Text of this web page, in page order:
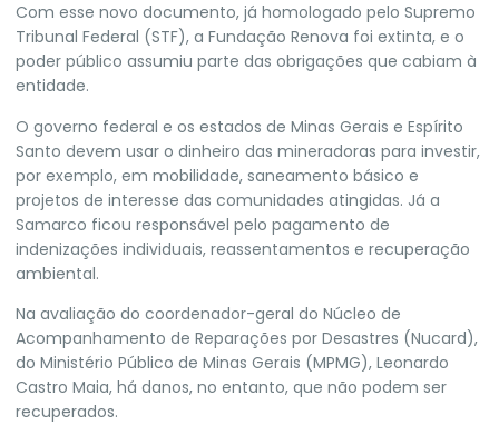
Com esse novo documento, já homologado pelo Supremo
Tribunal Federal (STF), a Fundação Renova foi extinta, e o
poder público assumiu parte das obrigações que cabiam à
entidade.
O governo federal e os estados de Minas Gerais e Espírito
Santo devem usar o dinheiro das mineradoras para investir,
por exemplo, em mobilidade, saneamento básico e
projetos de interesse das comunidades atingidas. Já a
Samarco ficou responsável pelo pagamento de
indenizações individuais, reassentamentos e recuperação
ambiental.
Na avaliação do coordenador-geral do Núcleo de
Acompanhamento de Reparações por Desastres (Nucard),
do Ministério Público de Minas Gerais (MPMG), Leonardo
Castro Maia, há danos, no entanto, que não podem ser
recuperados.